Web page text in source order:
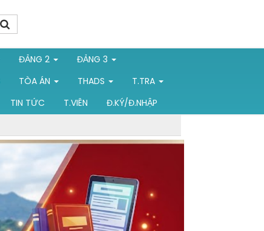
ĐẢNG 2
ĐẢNG 3
TÒA ÁN THADS
T.TRA
TIN TỨC T.VIÊN
Đ.KÝ/Đ.NHẬP